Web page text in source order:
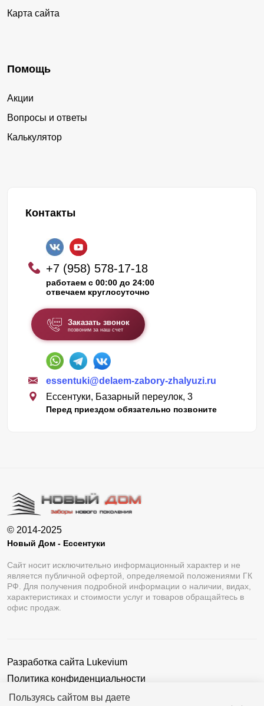
Пользуясь сайтом вы даете
Карта сайта
Помощь
Акции
Вопросы и ответы
Калькулятор
Контакты
+7 (958) 578-17-18
работаем с 00:00 до 24:00
отвечаем круглосуточно
Заказать звонок
позвоним за наш счет
essentuki@delaem-zabory-zhalyuzi.ru
Ессентуки, Базарный переулок, 3
Перед приездом обязательно позвоните
© 2014-2025
Новый Дом - Ессентуки
Сайт носит исключительно информационный характер и не
является публичной офертой, определяемой положениями ГК
РФ. Для получения подробной информации о наличии, видах,
характеристиках и стоимости услуг и товаров обращайтесь в
офис продаж.
Разработка сайта Lukevium
Политика конфиденциальности
Пользовательское соглашение